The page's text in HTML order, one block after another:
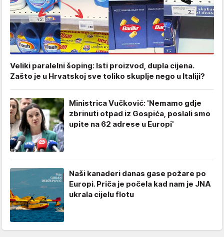
Veliki paralelni šoping: Isti proizvod, dupla cijena.
Zašto je u Hrvatskoj sve toliko skuplje nego u Italiji?
Ministrica Vučković: 'Nemamo gdje
zbrinuti otpad iz Gospića, poslali smo
upite na 62 adrese u Europi'
Naši kanaderi danas gase požare po
Europi. Priča je počela kad nam je JNA
ukrala cijelu flotu